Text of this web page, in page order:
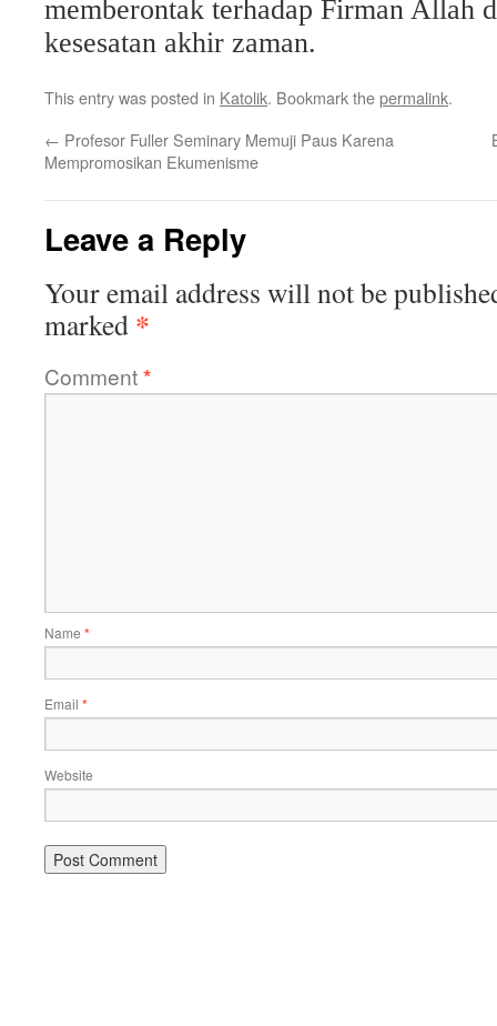
memberontak terhadap Firman Allah
kesesatan akhir zaman.
This entry was posted in Katolik. Bookmark thepermalink.
← Profesor Fuller Seminary Memuji Paus Karena
Mempromosikan Ekumenisme
Leave a Reply
Your email address will not be
marked *
Comment*
Name *
Email *
Website